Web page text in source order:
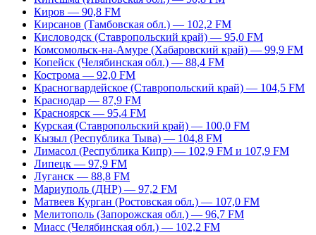
Киров — 90,8 FM
Кирсанов (Тамбовская обл.) — 102,2 FM
Кисловодск (Ставропольский край) — 95,0 FM
Комсомольск-на-Амуре (Хабаровский край) — 99,9 FM
Копейск (Челябинская обл.) — 88,4 FM
Кострома — 92,0 FM
Красногвардейское (Ставропольский край) — 104,5 FM
Краснодар — 87,9 FM
Красноярск — 95,4 FM
Курская (Ставропольский край) — 100,0 FM
Кызыл (Республика Тыва) — 104,8 FM
Лимасол (Республика Кипр) — 102,9 FM и 107,9 FM
Липецк — 97,9 FM
Луганск — 88,8 FM
Мариуполь (ДНР) — 97,2 FM
Матвеев Курган (Ростовская обл.) — 107,0 FM
Мелитополь (Запорожская обл.) — 96,7 FM
Миасс (Челябинская обл.) — 102,2 FM